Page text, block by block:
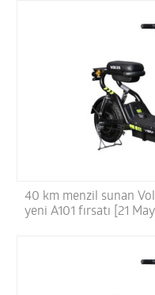
40 km menzil sunan
yeni A101 fırsatı [21